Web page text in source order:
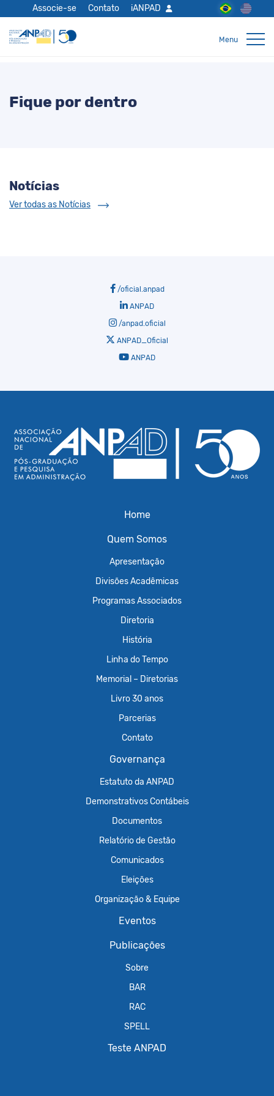
Associe-se Contato iANPAD
Fique por dentro
Notícias
Ver todas as Notícias
/oficial.anpad
ANPAD
/anpad.oficial
ANPAD_Oficial
ANPAD
Home
Quem Somos
Apresentação
Divisões Acadêmicas
Programas Associados
Diretoria
História
Linha do Tempo
Memorial – Diretorias
Livro 30 anos
Parcerias
Contato
Governança
Estatuto da ANPAD
Demonstrativos Contábeis
Documentos
Relatório de Gestão
Comunicados
Eleições
Organização & Equipe
Eventos
Publicações
Sobre
BAR
RAC
SPELL
Teste ANPAD